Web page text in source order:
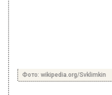
Фото: wikipedia.org/Svklimkin